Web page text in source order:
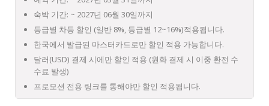
숙박 기간: ~ 2027년 06월 30일까지
등급별 차등 할인 (일반 8%, 등급별 12~16%)적용됩니다.
한국에서 발급된 마스터카드로만 할인 적용 가능합니다.
달러(USD) 결제 시에만 할인 적용 (원화 결제 시 이중 환전 수
수료 발생)
프로모션 전용 링크를 통해야만 할인 적용됩니다.